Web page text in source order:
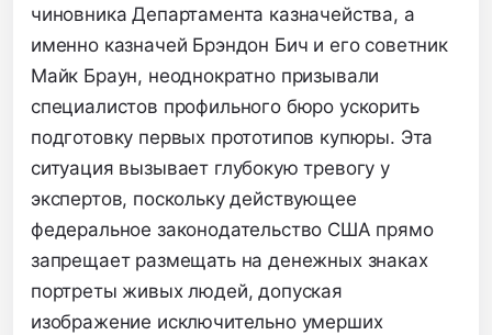
чиновника Департамента казначейства, а
именно казначей Брэндон Бич и его советник
Майк Браун, неоднократно призывали
специалистов профильного бюро ускорить
подготовку первых прототипов купюры. Эта
ситуация вызывает глубокую тревогу у
экспертов, поскольку действующее
федеральное законодательство США прямо
запрещает размещать на денежных знаках
портреты живых людей, допуская
изображение исключительно умерших